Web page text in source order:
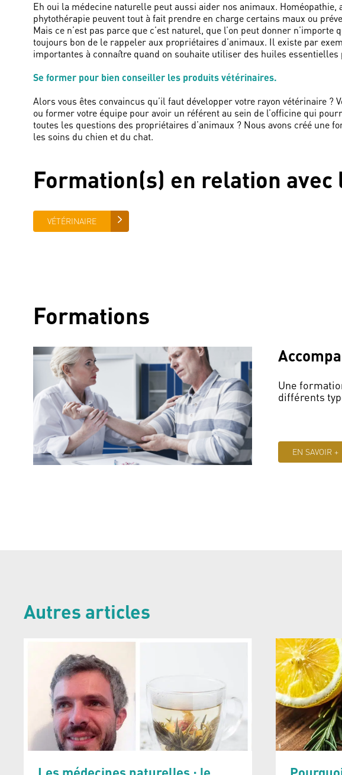
Eh oui la médecine naturelle peut aussi aider nos animaux. Homéopathie,
phytothérapie peuvent tout à fait prendre en charge certains maux ou
Mais ce n’est pas parce que c’est naturel, que l’on peut donner
toujours bon de le rappeler aux propriétaires d’animaux. Il existe par
importantes à connaître quand on souhaite utiliser des huiles essentielles
Se former pour bien conseiller les produits vétérinaires.
Alors vous êtes convaincus qu’il faut développer votre rayon vétérinaire ?
ou former votre équipe pour avoir un référent au sein de l’officine qui
toutes les questions des propriétaires d’animaux ? Nous avons créé une
les soins du chien et du chat.
Formation(s) en relation avec
VÉTÉRINAIRE
Formations
Une
différents
EN SAVOIR +
Autres articles